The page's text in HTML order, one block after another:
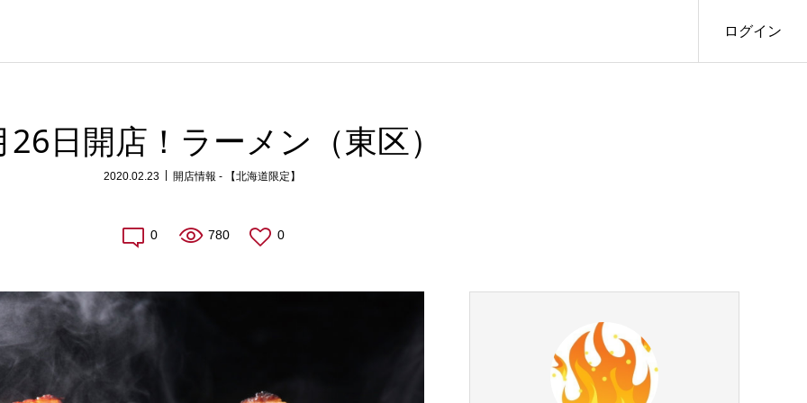
ログイン
26日開店！ラーメン（東区）
2020.02.23 開店情報 - 【北海道限定】
0 780 0